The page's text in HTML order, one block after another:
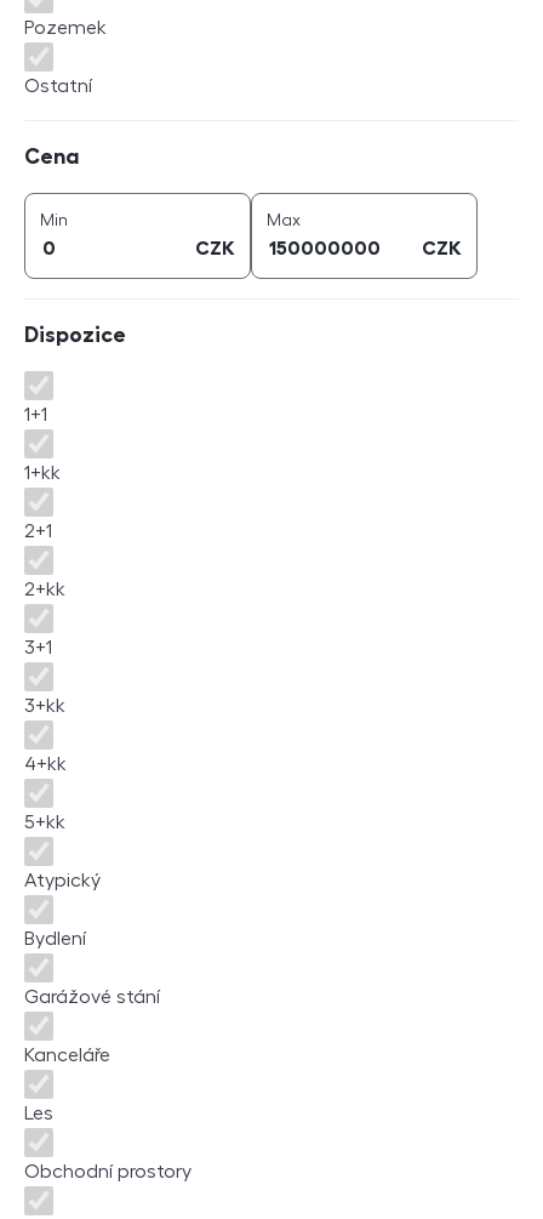
Pozemek
Ostatní
Cena
Min
CZK
Maxcena (
CZK
Dispozice
Dispozice
1+1
1+kk
2+1
2+kk
3+1
3+kk
4+kk
5+kk
Atypický
Bydlení
Garážové stání
Kanceláře
Les
Obchodní prostory